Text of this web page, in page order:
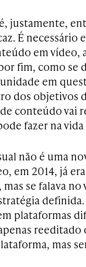
justamente,
É necessário
em vídeo,
fim, como se
em
dos objetivos
conteúdo vai
fazer na vida
não é uma
em 2014, já
se falava no
definida.
plataformas
reeditado
mas